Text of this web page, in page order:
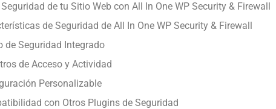
de tu Sitio Web con All In One WP Security & Firewall
de Seguridad de All In One WP Security & Firewall
de Seguridad Integrado
de Acceso y Actividad
Personalizable
con Otros Plugins de Seguridad